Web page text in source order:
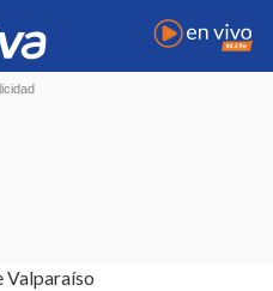
Valparaíso